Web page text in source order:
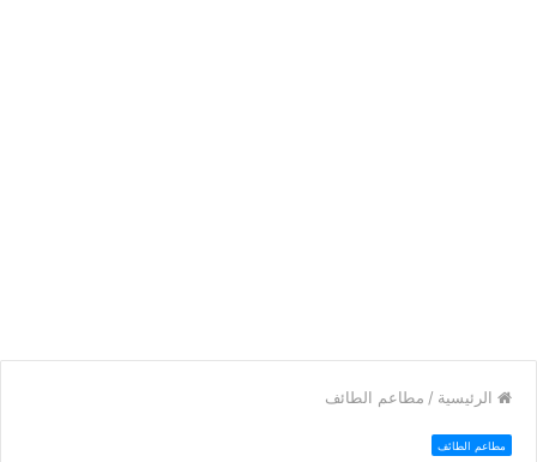
الرئيسية / مطاعم الطائف
مطاعم الطائف